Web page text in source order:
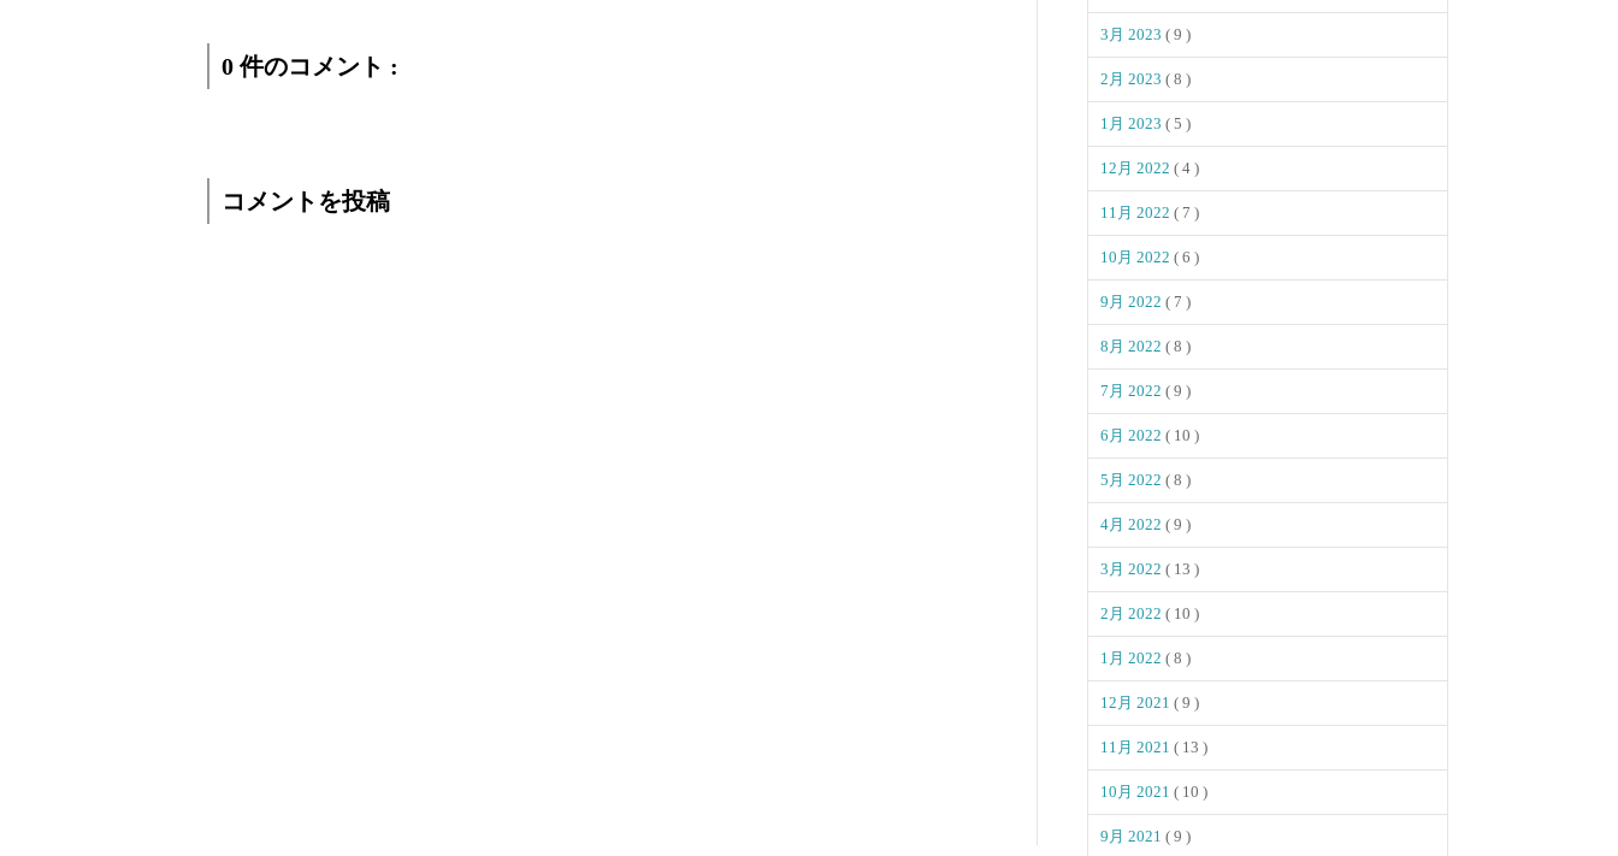
0 件のコメント :
コメントを投稿
3月 2023 ( 9 )
2月 2023 ( 8 )
1月 2023 ( 5 )
12月 2022 ( 4 )
11月 2022 ( 7 )
10月 2022 ( 6 )
9月 2022 ( 7 )
8月 2022 ( 8 )
7月 2022 ( 9 )
6月 2022 ( 10 )
5月 2022 ( 8 )
4月 2022 ( 9 )
3月 2022 ( 13 )
2月 2022 ( 10 )
1月 2022 ( 8 )
12月 2021 ( 9 )
11月 2021 ( 13 )
10月 2021 ( 10 )
9月 2021 ( 9 )